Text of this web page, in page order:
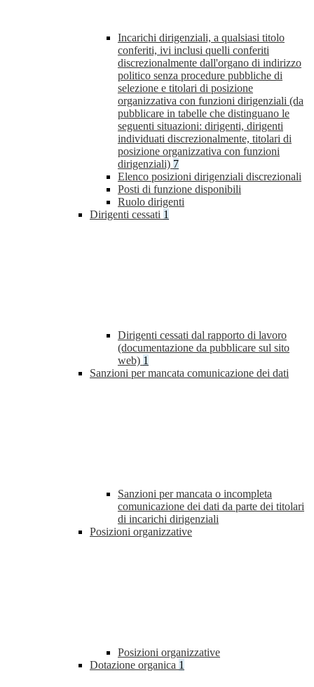
Incarichi dirigenziali, a qualsiasi titolo
conferiti, ivi inclusi quelli conferiti
discrezionalmente dall'organo di indirizzo
politico senza procedure pubbliche di
selezione e titolari di posizione
organizzativa con funzioni dirigenziali (da
pubblicare in tabelle che distinguano le
seguenti situazioni: dirigenti, dirigenti
individuati discrezionalmente, titolari di
posizione organizzativa con funzioni
dirigenziali) 7
Elenco posizioni dirigenziali discrezionali
Posti di funzione disponibili
Ruolo dirigenti
Dirigenti cessati 1
Dirigenti cessati dal rapporto di lavoro
(documentazione da pubblicare sul sito
web) 1
Sanzioni per mancata comunicazione dei dati
Sanzioni per mancata o incompleta
comunicazione dei dati da parte dei titolari
di incarichi dirigenziali
Posizioni organizzative
Posizioni organizzative
Dotazione organica 1